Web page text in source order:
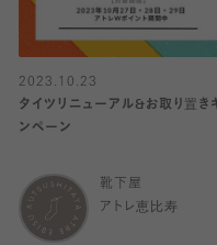
2023.10.23
タイツリニューアル&お取り置き
ンペーン
靴下屋
アトレ恵比寿